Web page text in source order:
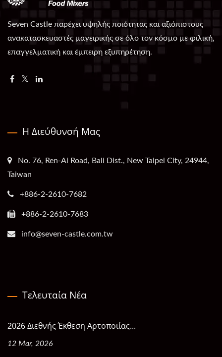
Seven Castle παρέχει υψηλής ποιότητας και αξιόπιστους
ανακατασκευαστές μαγειρικής σε όλο τον κόσμο με φιλική,
επαγγελματική και έμπειρη εξυπηρέτηση.
Η Διεύθυνσή Μας
No. 76, Ren-Ai Road, Bali Dist., New Taipei City, 24944,
Taiwan
+886-2-2610-7682
+886-2-2610-7683
info@seven-castle.com.tw
Τελευταία Νέα
2026 Διεθνής Έκθεση Αρτοποιίας...
12 Mar, 2026